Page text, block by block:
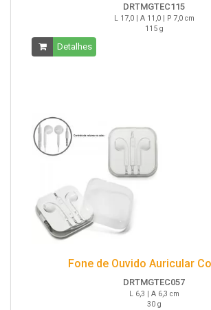
DRTMGTEC115
L 17,0 | A 11,0 | P 7,0 cm
115 g
Detalhes
Fone de Ouvido Auricular
DRTMGTEC057
L 6,3 | A 6,3 cm
30 g